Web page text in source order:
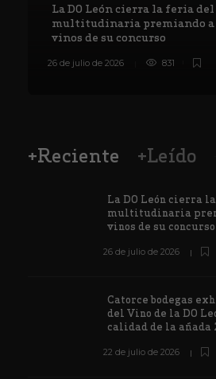
La DO León cierra la feria
multitudinaria premiando a
vinos de su concurso
26 de julio de 2026 831
+Reciente +Leído
La DO León cierra
multitudinaria
vinos de su concurso
26 de julio de 2026
Catorce bodegas
del Vino de la DO
calidad de la añada
22 de julio de 2026